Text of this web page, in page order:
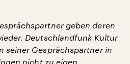
geben deren
Deutschlandfunk Kultur
seiner Gesprächspartner in
nicht zu eigen.